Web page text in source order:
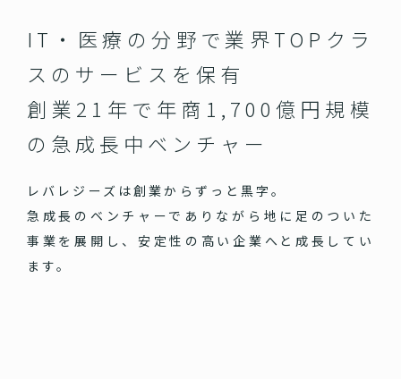
IT・医療の分野で業界TOPクラ
スのサービスを保有
創業21年で年商1,700億円規模
の急成長中ベンチャー
レバレジーズは創業からずっと黒字。
急成長のベンチャーでありながら地に足のついた
事業を展開し、安定性の高い企業へと成長してい
ます。